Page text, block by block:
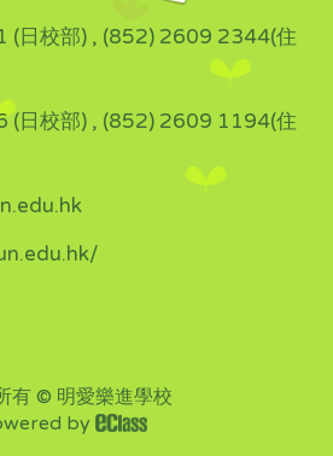
(日校部) , (852) 2609 2344(住
(日校部) , (852) 2609 1194(住
有 © 明愛樂進學校
by